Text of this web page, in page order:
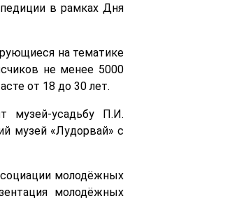
в рамках Дня
на тематике
не менее 5000
от 18 до 30 лет.
музей-усадьбу П.И.
музей «Лудорвай» с
молодёжных
молодёжных